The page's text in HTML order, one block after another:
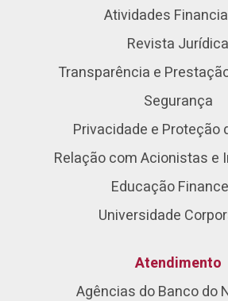
Atividades
Revista Jurídica
Transparência e
Segurança
Privacidade e Proteção
Relação com Acionistas e
Educação
Universidade
Atendimento
Agências do Banco do